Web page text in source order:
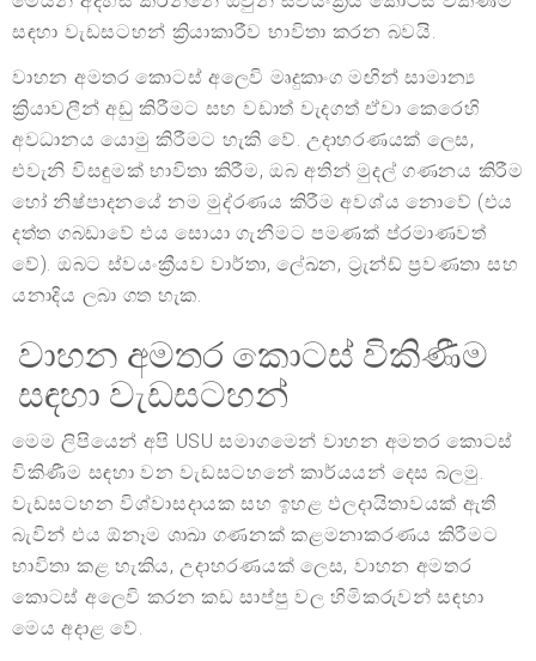
සඳහා වැඩසටහන් ක්‍රියාකාරීව භාවිතා කරන බවයි.
වාහන අමතර කොටස් අලෙවි මෘදුකාංග මඟින් සාමාන්‍ය
ක්‍රියාවලීන් අඩු කිරීමට සහ වඩාත් වැදගත් ඒවා කෙරෙහි
අවධානය යොමු කිරීමට හැකි වේ. උදාහරණයක් ලෙස,
එවැනි විසඳුමක් භාවිතා කිරීම, ඔබ අතින් මුදල් ගණනය කිරීම
හෝ නිෂ්පාදනයේ නම මුද්රණය කිරීම අවශ්ය නොවේ (එය
දත්ත ගබඩාවේ එය සොයා ගැනීමට පමණක් ප්රමාණවත්
වේ). ඔබට ස්වයංක්‍රීයව වාර්තා, ලේඛන, ට්‍රැන්ඩ් ප්‍රවණතා සහ
යනාදිය ලබා ගත හැක.
වාහන අමතර කොටස් විකිණීම
සඳහා වැඩසටහන්
මෙම ලිපියෙන් අපි USU සමාගමෙන් වාහන අමතර කොටස්
විකිණීම සඳහා වන වැඩසටහනේ කාර්යයන් දෙස බලමු.
වැඩසටහන විශ්වාසදායක සහ ඉහළ ඵලදායිතාවයක් ඇති
බැවින් එය ඕනෑම ශාඛා ගණනක් කළමනාකරණය කිරීමට
භාවිතා කළ හැකිය, උදාහරණයක් ලෙස, වාහන අමතර
කොටස් අලෙවි කරන කඩ සාප්පු වල හිමිකරුවන් සඳහා
මෙය අදාළ වේ.